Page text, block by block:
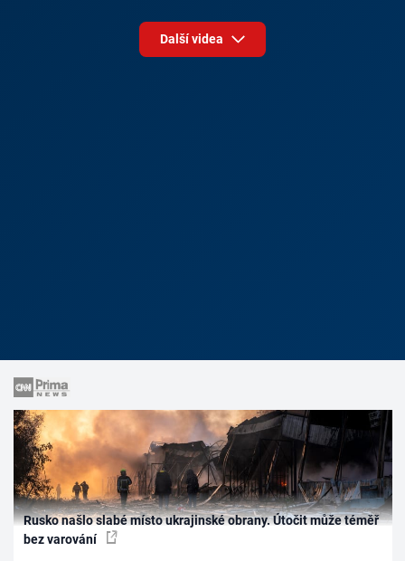
Další videa
Rusko našlo slabé místo ukrajinské obrany. Útočit může téměř
bez varování